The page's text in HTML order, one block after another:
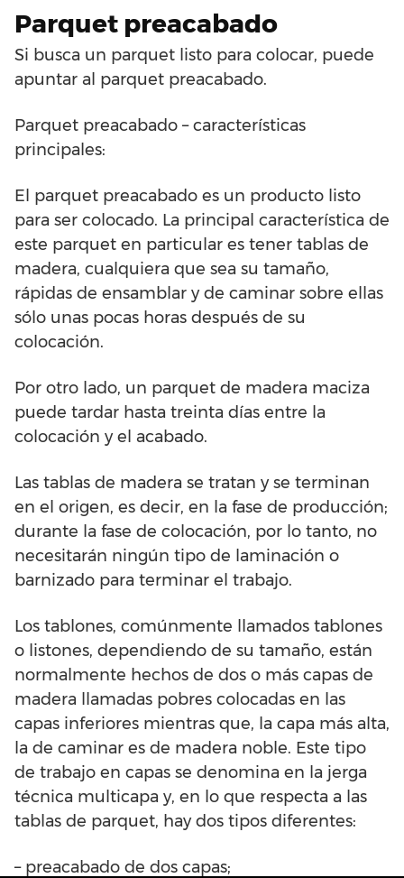
Parquet preacabado
Si busca un parquet listo para colocar, puede
apuntar al parquet preacabado.
Parquet preacabado – características
principales:
El parquet preacabado es un producto listo
para ser colocado. La principal característica de
este parquet en particular es tener tablas de
madera, cualquiera que sea su tamaño,
rápidas de ensamblar y de caminar sobre ellas
sólo unas pocas horas después de su
colocación.
Por otro lado, un parquet de madera maciza
puede tardar hasta treinta días entre la
colocación y el acabado.
Las tablas de madera se tratan y se terminan
en el origen, es decir, en la fase de producción;
durante la fase de colocación, por lo tanto, no
necesitarán ningún tipo de laminación o
barnizado para terminar el trabajo.
Los tablones, comúnmente llamados tablones
o listones, dependiendo de su tamaño, están
normalmente hechos de dos o más capas de
madera llamadas pobres colocadas en las
capas inferiores mientras que, la capa más alta,
la de caminar es de madera noble. Este tipo
de trabajo en capas se denomina en la jerga
técnica multicapa y, en lo que respecta a las
tablas de parquet, hay dos tipos diferentes:
– preacabado de dos capas;